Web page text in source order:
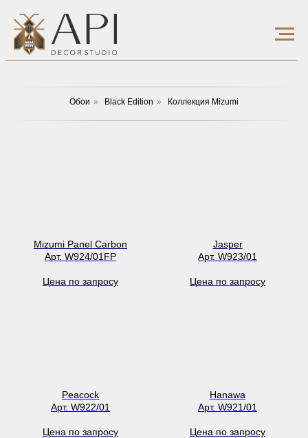
Обои » Black Edition » Коллекция Mizumi
Mizumi Panel Carbon
Арт. W924/01FP
Цена по запросу
Jasper
Арт. W923/01
Цена по запросу
Peacock
Арт. W922/01
Цена по запросу
Hanawa
Арт. W921/01
Цена по запросу